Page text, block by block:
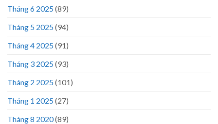
Tháng 6 2025(89)
Tháng 5 2025(94)
Tháng 4 2025(91)
Tháng 3 2025(93)
Tháng 2 2025(101)
Tháng 1 2025(27)
Tháng 8 2020(89)